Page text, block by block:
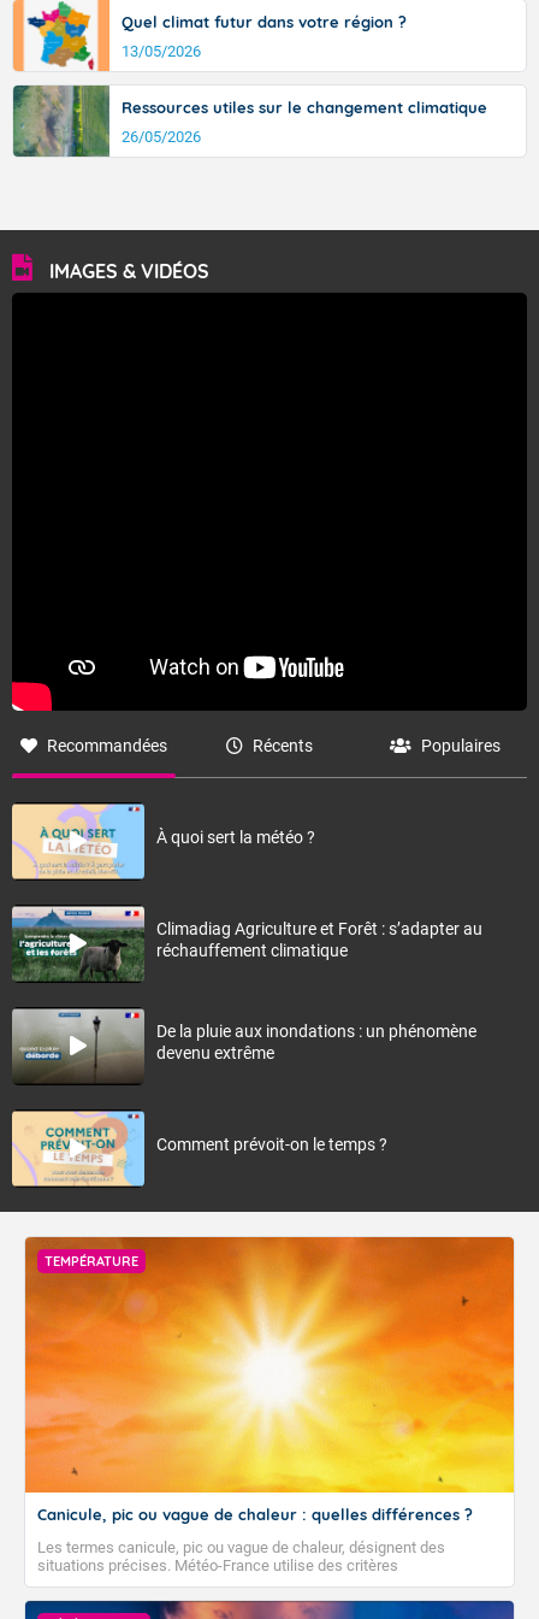
Quel climat futur dans votre région ?
13/05/2026
Ressources utiles sur le changement climatique
26/05/2026
IMAGES & VIDÉOS
Recommandées Récents Populaires
À quoi sert la météo ?
Climadiag Agriculture et Forêt : s’adapter au
réchauffement climatique
De la pluie aux inondations : un phénomène
devenu extrême
Comment prévoit-on le temps ?
TEMPÉRATURE
Canicule, pic ou vague de chaleur : quelles différences ?
Les termes canicule, pic ou vague de chaleur, désignent des
situations précises. Météo-France utilise des critères
climatologiques pour évaluer et qualifier les épisodes de chaleur qui
peuvent avoir des impacts sanitaires et socio-économiques